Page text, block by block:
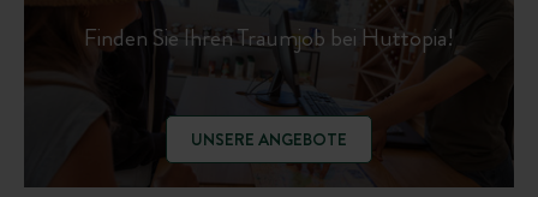
Finden Sie Ihren Traumjob bei Huttopia!
UNSERE ANGEBOTE